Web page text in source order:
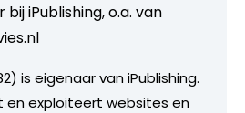
bijiPublishing, o.a. van
is eigenaar van iPublishing.
en exploiteert websites en